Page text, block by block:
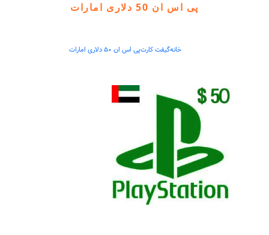
پی اس ان 50 دلاری امارات
خانهگیفت کارتپی اس ان 50 دلاری امارات